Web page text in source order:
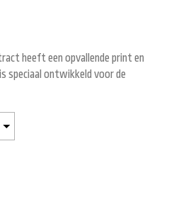
heeft een opvallende print en
speciaal ontwikkeld voor de